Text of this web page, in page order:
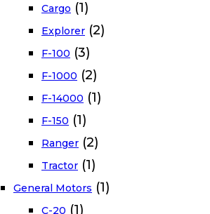
Cargo (1)
Explorer (2)
F-100 (3)
F-1000 (2)
F-14000 (1)
F-150 (1)
Ranger (2)
Tractor (1)
General Motors (1)
C-20 (1)